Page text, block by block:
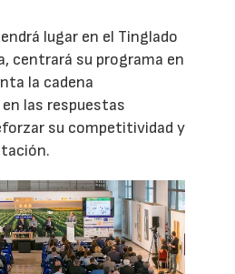
lugar en el Tinglado
centrará su programa en
la cadena
las respuestas
su competitividad y